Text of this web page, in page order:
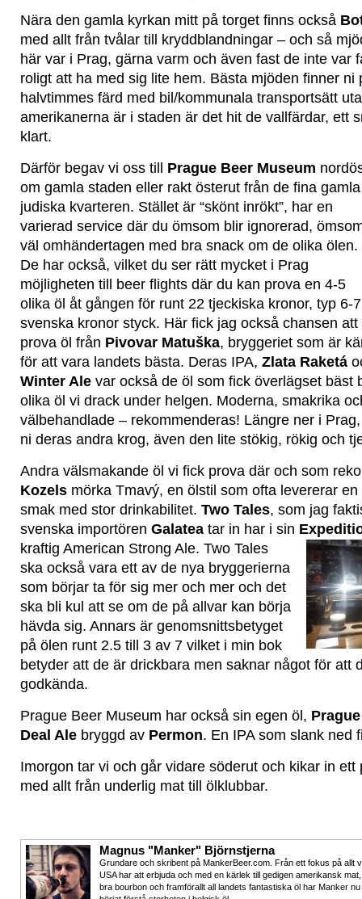
Nära den gamla kyrkan mitt på torget finns också
med allt från tvålar till kryddblandningar – och så
här var i Prag, gärna varm och även fast de inte var
roligt att ha med sig lite hem. Bästa mjöden finner ni
halvtimmes färd med bil/kommunala transportsätt
amerikanerna är i staden är det hit de vallfärdar, ett
klart.
Därför begav vi oss till Prague Beer Museum
om gamla staden eller rakt österut från de fina gamla
judiska kvarteren. Stället är “skönt inrökt”, har en
varierad service där du ömsom blir ignorerad,
väl omhändertagen med bra snack om de olika ölen.
De har också, vilket du ser rätt mycket i Prag
möjligheten till beer flights där du kan prova en 4-5
olika öl åt gången för runt 22 tjeckiska kronor, typ 6-7
svenska kronor styck. Här fick jag också chansen att
prova öl från Pivovar Matuška, bryggeriet som är
för att vara landets bästa. Deras IPA, Zlata Raketá
Winter Ale var också de öl som fick överlägset bäst
olika öl vi drack under helgen. Moderna, smakrika
välbehandlade – rekommenderas! Längre ner i
ni deras andra krog, även den lite stökig, rökig och
Andra välsmakande öl vi fick prova där och som
Kozels mörka Tmavý, en ölstil som ofta levererar
smak med stor drinkabilitet. Two Tales, som jag
svenska importören Galatea tar in har i sin
kraftig American Strong Ale. Two Tales
ska också vara ett av de nya bryggerierna
som börjar ta för sig mer och mer och det
ska bli kul att se om de på allvar kan börja
hävda sig. Annars är genomsnittsbetyget
på ölen runt 2.5 till 3 av 7 vilket i min bok
betyder att de är drickbara men saknar något för att
godkända.
Prague Beer Museum har också sin egen öl,
Deal Ale bryggd av Permon. En IPA som slank ned
Imorgon tar vi och går vidare söderut och kikar in ett
med allt från underlig mat till ölklubbar.
Magnus "Manker" Björnstjerna
Grundare och skribent på MankerBeer.com. Från ett fokus på allt
USA har att erbjuda och med en kärlek till gedigen amerikansk mat,
bra bourbon och framförallt all landets fantastiska öl har Manker nu